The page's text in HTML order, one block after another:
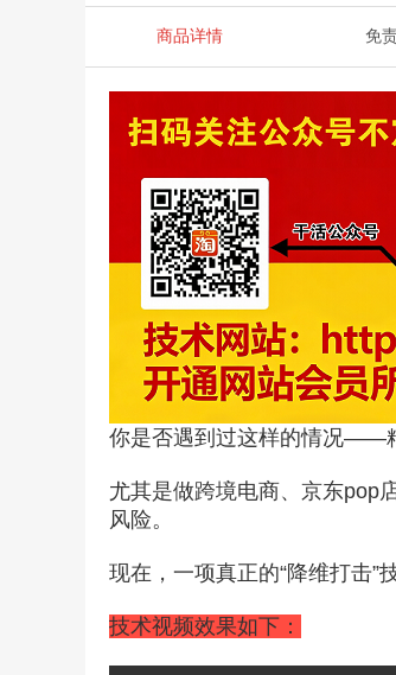
商品详情 免
你是否遇到过这样的情况——
尤其是做跨境电商、京东pop
风险。
现在，一项真正的“降维打击
技术视频效果如下：